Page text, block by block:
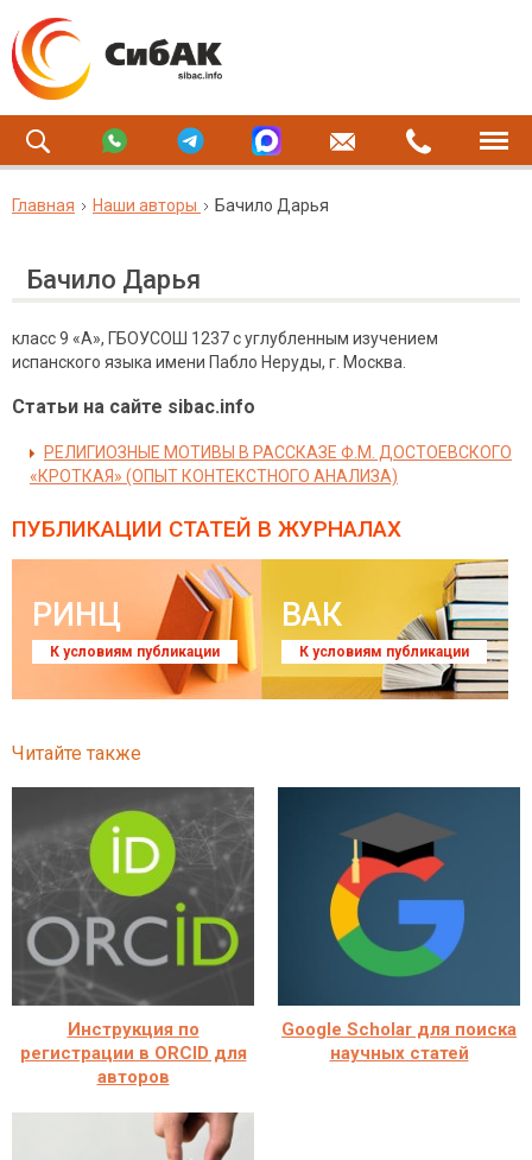
Главная Наши авторы Бачило Дарья
Бачило Дарья
класс 9 «А», ГБОУСОШ 1237 с углубленным изучением
испанского языка имени Пабло Неруды, г. Москва.
Статьи на сайте sibac.info
РЕЛИГИОЗНЫЕ МОТИВЫ В РАССКАЗЕ Ф.М. ДОСТОЕВСКОГО
«КРОТКАЯ» (ОПЫТ КОНТЕКСТНОГО АНАЛИЗА)
ПУБЛИКАЦИИ СТАТЕЙ В ЖУРНАЛАХ
РИНЦ
К условиям публикации
ВАК
К условиям публикации
Читайте также
Инструкция по
регистрации в ORCID для
авторов
Google Scholar для поиска
научных статей